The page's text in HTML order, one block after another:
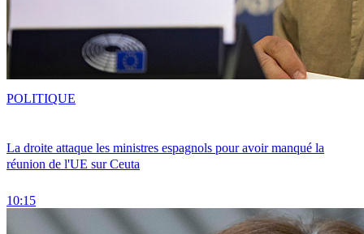
La droite attaque les ministres espagnols pour avoir manqué la
réunion de l'UE sur Ceuta
10:15
POLITIQUE